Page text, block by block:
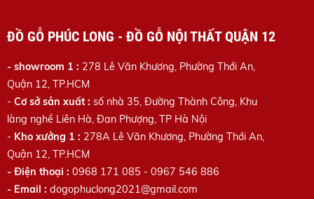
ĐỒ GỖ PHÚC LONG - ĐỒ GỖ NỘI THẤT QUẬN 12
- showroom 1 : 278 Lê Văn Khương, Phường Thới An,
Quận 12, TP.HCM
- Cơ sở sản xuất : số nhà 35, Đường Thành Công, Khu
làng nghề Liên Hà, Đan Phượng, TP Hà Nội
- Kho xưởng 1 : 278A Lê Văn Khương, Phường Thới An,
Quận 12, TP.HCM
- Điện thoại : 0968 171 085 - 0967 546 886
- Email : dogophuclong2021@gmail.com